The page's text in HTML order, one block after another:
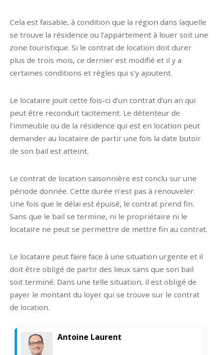
Cela est faisable, à condition que la région dans laquelle
se trouve la résidence ou l’appartement à louer soit une
zone touristique. Si le contrat de location doit durer
plus de trois mois, ce dernier est modifié et il y a
certaines conditions et règles qui s’y ajoutent.
Le locataire jouit cette fois-ci d’un contrat d’un an qui
peut être reconduit tacitement. Le détenteur de
l’immeuble ou de la résidence qui est en location peut
demander au locataire de partir une fois la date butoir
de son bail est atteint.
Le contrat de location saisonnière est conclu sur une
période donnée. Cette durée n’est pas à renouveler.
Une fois que le délai est épuisé, le contrat prend fin.
Sans que le bail se termine, ni le propriétaire ni le
locataire ne peut se permettre de mettre fin au contrat.
Le locataire peut faire face à une situation urgente et il
doit être obligé de partir des lieux sans que son bail
soit terminé. Dans une telle situation, il est obligé de
payer le montant du loyer qui se trouve sur le contrat
de location.
Antoine Laurent